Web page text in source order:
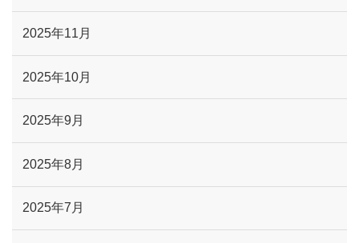
2025年11月
2025年10月
2025年9月
2025年8月
2025年7月